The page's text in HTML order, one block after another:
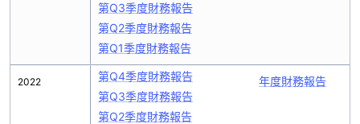
2022
第Q3季度財務報告
第Q2季度財務報告
第Q1季度財務報告
第Q4季度財務報告
第Q3季度財務報告
第Q2季度財務報告
年度財務報告